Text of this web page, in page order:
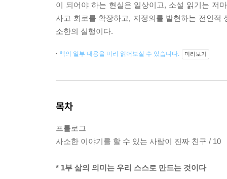
이 되어야 하는 현실은 일상이고, 소설 읽기는 저
사고 회로를 확장하고, 지정의를 발현하는 전인적
소한의 실행이다.
책의 일부 내용을 미리 읽어보실 수 있습니다. 미리보기
목차
프롤로그
사소한 이야기를 할 수 있는 사람이 진짜 친구 / 10
* 1부 삶의 의미는 우리 스스로 만드는 것이다